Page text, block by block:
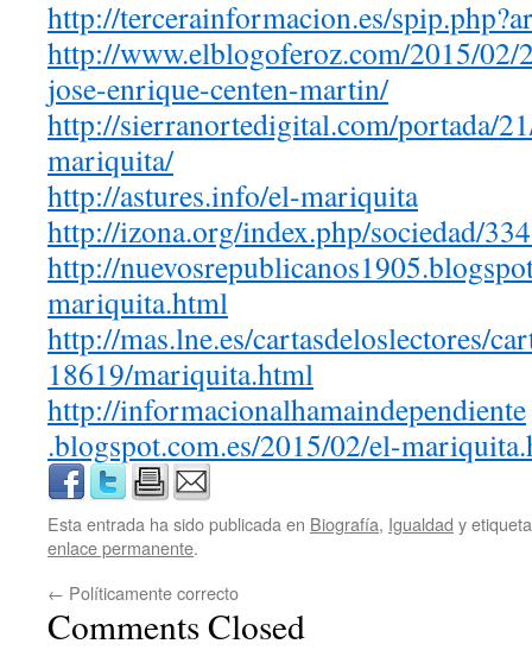
http://tercerainformacion.es/
http://www.elblogoferoz.com/2015/02/
jose-enrique-centen-martin/
http://sierranortedigital.com/portada/
mariquita/
http://astures.info/el-mariquita
http://izona.org/index.php/sociedad/
http://nuevosrepublicanos1905.
mariquita.html
http://mas.lne.es/cartasdeloslectores/
18619/mariquita.html
http://informacionalhamaindependiente
.blogspot.com.es/2015/02/el-
Esta entrada ha sido publicada en Biografía, Igualdad y
enlace permanente.
← Políticamente correcto
Comments Closed